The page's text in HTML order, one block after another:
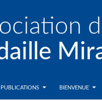
PUBLICATIONS
BIENVENUE